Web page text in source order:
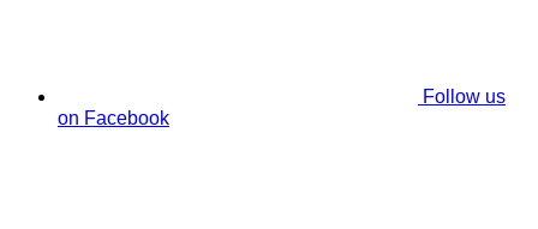
Follow us
on Facebook